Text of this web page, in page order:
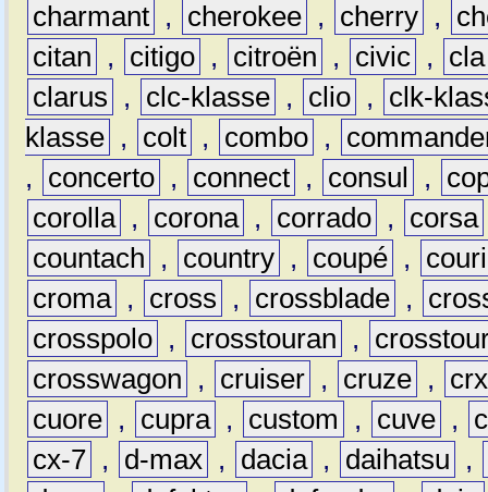
charmant , cherokee , cherry ,
citan
, citigo , citroën , civic ,
cla
clarus
, clc-klasse , clio ,
clk-
klasse , colt , combo ,
,
concerto , connect , consul ,
corolla , corona , corrado , corsa
countach
, country , coupé ,
croma , cross , crossblade ,
crosspolo , crosstouran ,
crosswagon
, cruiser , cruze ,
crx
cuore , cupra , custom , cuve ,
cx-7 , d-max , dacia , daihatsu
,